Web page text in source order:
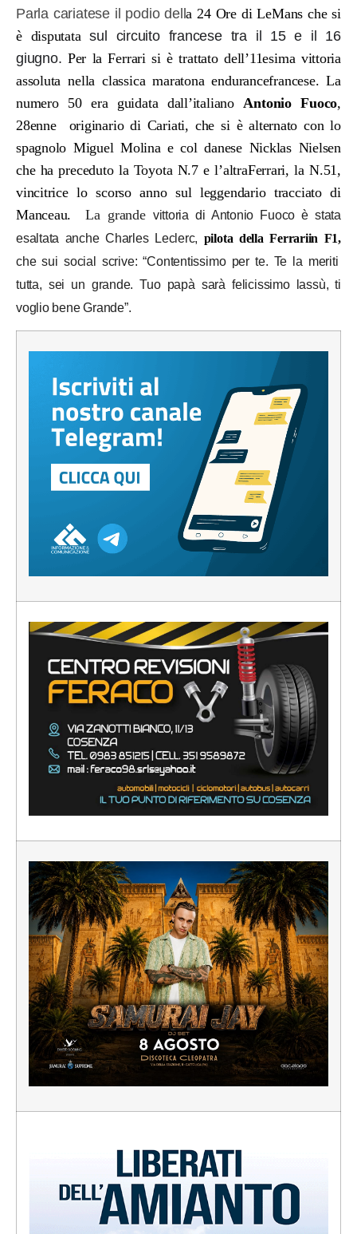
Parla cariatese il podio della 24 Ore di LeMans che si
è disputatasul circuito francese tra il 15 e il 16
giugno. Per la Ferrari si è trattato dell’11esima vittoria
assoluta nella classica maratona endurancefrancese. La
numero 50 era guidata dall’italiano Antonio Fuoco,
28enne originario di Cariati, che si è alternato con lo
spagnolo Miguel Molina e col danese Nicklas Nielsen
che ha preceduto la Toyota N.7 e l’altraFerrari, la N.51,
vincitrice lo scorso anno sul leggendario tracciato di
Manceau.
La grande vittoria di Antonio Fuoco è stata
esaltata anche Charles Leclerc, pilota della Ferrariin F1,
che sui social scrive: “Contentissimo per te. Te la meriti
tutta, sei un grande. Tuo papà sarà felicissimo lassù, ti
voglio bene Grande”.